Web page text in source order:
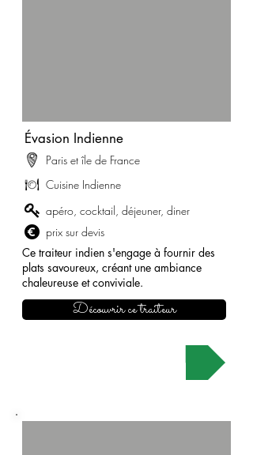
Évasion Indienne
Paris et île de France
Cuisine Indienne
apéro, cocktail, déjeuner, diner
prix sur devis
Ce traiteur indien s'engage à fournir des
plats savoureux, créant une ambiance
chaleureuse et conviviale.
Découvrir ce traiteur